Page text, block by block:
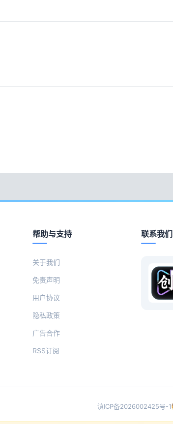
帮助与支持
关于我们
免责声明
用户协议
隐私政策
广告合作
RSS订阅
联系我们
滇ICP备2026002425号-1